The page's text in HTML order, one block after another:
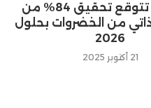
موريتانيا تتوقع تحقيق 84% من
من الخضروات بحلول
2026
21 أكتوبر 2025